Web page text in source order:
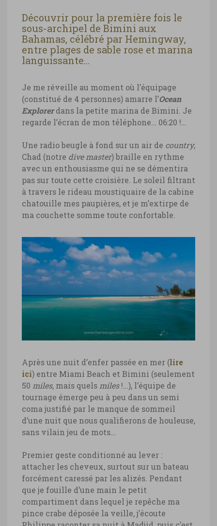
Découvrir pour la première fois le
sous-archipel de Bimini aux
Bahamas, célébré par Hemingway,
entre plages de sable rose et marina
languissante…
Je me réveille au moment où l’équipage
(constitué de 4 personnes) amarre l’Ocean
Explorerdans la petite marina de Bimini. Je
regarde l’écran de mon téléphone… 06:20 !…
Une radio beugle à fond sur un air de country,
Chad (notre dive master) braille en rythme
avec un enthousiasme qui ne se démentira
pas sur toute cette croisière. Le soleil filtrant
à travers le rideau moustiquaire de la cabine
chatouille mes paupières, et je m’extirpe de
ma couchette somme toute confortable.
Après une nuit d’enfer passée en mer (lire
ici) entre Miami Beach et Bimini (seulement
50 miles, mais quels miles!…), l’équipe de
tournage émerge peu à peu dans un semi
coma justifié par le manque de sommeil
d’une nuit que nous qualifierons de houleuse,
sans vilain jeu de mots…
Premier geste conditionné au lever :
attacher les cheveux, surtout sur un bateau
forcément caressé par les alizés. Pendant
que je fouille d’une main le petit
compartiment dans lequel je repêche ma
pince crabe déposée la veille, j’écoute